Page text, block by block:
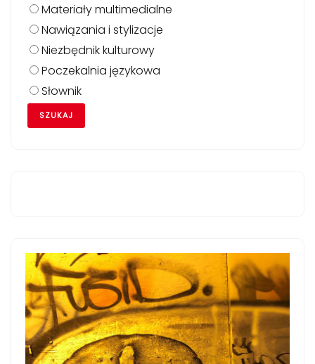
Materiały multimedialne
Nawiązania i stylizacje
Niezbędnik kulturowy
Poczekalnia językowa
Słownik